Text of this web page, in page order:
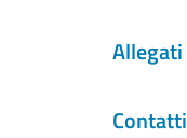
Allegati
Contatti